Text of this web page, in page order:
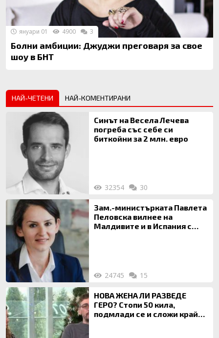
Болни амбиции: Джуджи преговаря за свое
шоу в БНТ
януари 01 4900 3
НАЙ-ЧЕТЕНИ НАЙ-КОМЕНТИРАНИ
Синът на Весела Лечева
погреба със себе си
биткойни за 2 млн. евро
32354 30
Зам.-министърката Павлета
Пеловска вилнее на
Малдивите и в Испания с
24745 15
НОВА ЖЕНА ЛИ РАЗВЕДЕ
ГЕРО? Стопи 50 кила,
подмлади се и сложи край